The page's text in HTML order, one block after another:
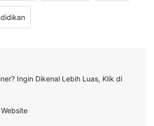
Ingin Dikenal Lebih Luas, Klik di